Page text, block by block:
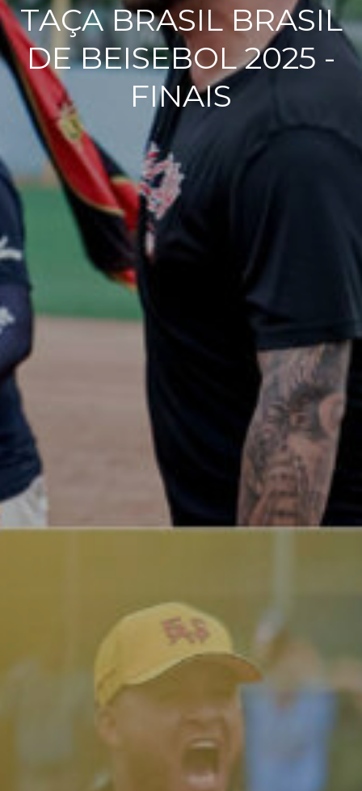
TAÇA BRASIL BRASIL
DE BEISEBOL 2025 -
FINAIS